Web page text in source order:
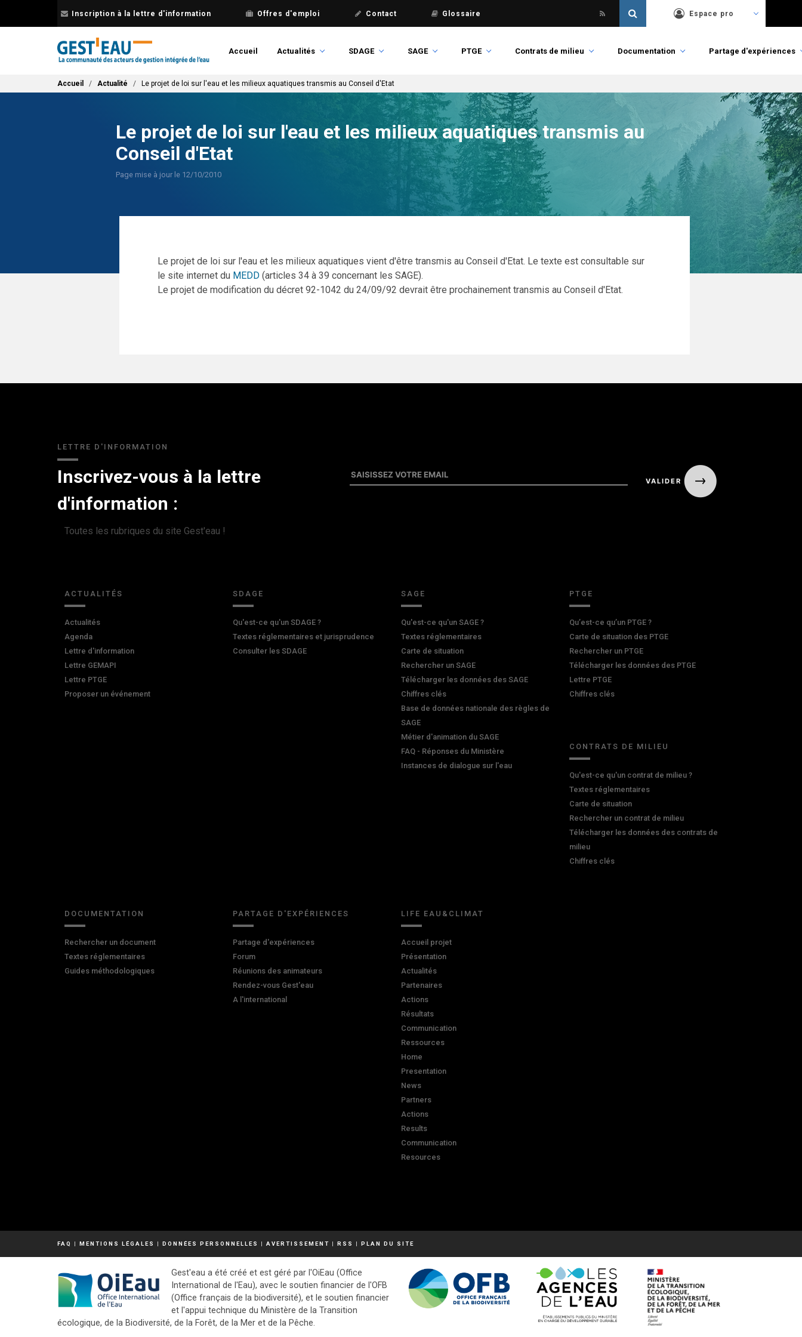
Inscription à la lettre d'information Offres d'emploi Contact Glossaire Espace pro
Accueil Actualités SDAGE SAGE PTGE Contrats de milieu Documentation Partage d'expériences
Fil d'Ariane
Accueil Actualité Le projet de loi sur l'eau et les milieux aquatiques transmis au Conseil d'Etat
Le projet de loi sur l'eau et les milieux aquatiques transmis au
Conseil d'Etat
Page mise à jour le 12/10/2010
Le projet de loi sur l'eau et les milieux aquatiques vient d'être transmis au Conseil d'Etat. Le texte est consultable sur
le site internet du MEDD (articles 34 à 39 concernant les SAGE).
Le projet de modification du décret 92-1042 du 24/09/92 devrait être prochainement transmis au Conseil d'Etat.
LETTRE D'INFORMATION
Inscrivez-vous à la lettre
d'information :
Toutes les rubriques du site Gest'eau !
ACTUALITÉS
Actualités
Agenda
Lettre d'information
Lettre GEMAPI
Lettre PTGE
Proposer un événement
SDAGE
Qu'est-ce qu'un SDAGE ?
Textes réglementaires et jurisprudence
Consulter les SDAGE
SAGE
Qu'est-ce qu'un SAGE ?
Textes réglementaires
Carte de situation
Rechercher un SAGE
Télécharger les données des SAGE
Chiffres clés
Base de données nationale des règles de
SAGE
Métier d'animation du SAGE
FAQ - Réponses du Ministère
Instances de dialogue sur l'eau
PTGE
Qu’est-ce qu’un PTGE ?
Carte de situation des PTGE
Rechercher un PTGE
Télécharger les données des PTGE
Lettre PTGE
Chiffres clés
CONTRATS DE MILIEU
Qu'est-ce qu'un contrat de milieu ?
Textes réglementaires
Carte de situation
Rechercher un contrat de milieu
Télécharger les données des contrats de
milieu
Chiffres clés
DOCUMENTATION
Rechercher un document
Textes réglementaires
Guides méthodologiques
PARTAGE D'EXPÉRIENCES
Partage d'expériences
Forum
Réunions des animateurs
Rendez-vous Gest'eau
A l'international
LIFE EAU&CLIMAT
Accueil projet
Présentation
Actualités
Partenaires
Actions
Résultats
Communication
Ressources
Home
Presentation
News
Partners
Actions
Results
Communication
Resources
FAQ | MENTIONS LÉGALES | DONNÉES PERSONNELLES | AVERTISSEMENT | RSS | PLAN DU SITE
Gest'eau a été créé et est géré par l'OiEau (Office
International de l'Eau), avec le soutien financier de l'OFB
(Office français de la biodiversité), et le soutien financier
et l'appui technique du Ministère de la Transition
écologique, de la Biodiversité, de la Forêt, de la Mer et de la Pêche.